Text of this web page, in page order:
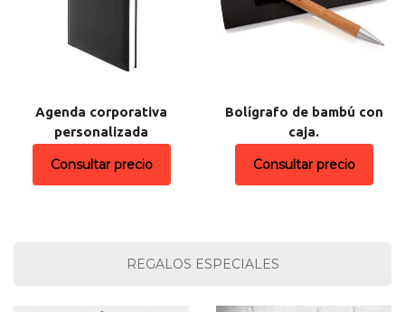
Agenda corporativa
personalizada
Consultar precio
Bolígrafo de bambú con
caja.
Consultar precio
REGALOS ESPECIALES